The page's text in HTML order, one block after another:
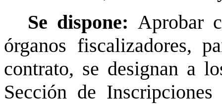
Se dispone:Aprobar
órganos fiscalizadores,
contrato, se designan a
Sección de